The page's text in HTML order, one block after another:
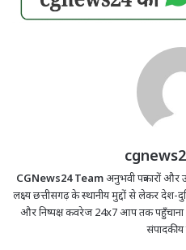
CGNews24 Teamअनुभवी पत्रकारों और
लक्ष्य छत्तीसगढ़ के स्थानीय मुद्दों से लेकर
और निष्पक्ष कवरेज 24x7 आप तक पहुँचाना
संपादकीय